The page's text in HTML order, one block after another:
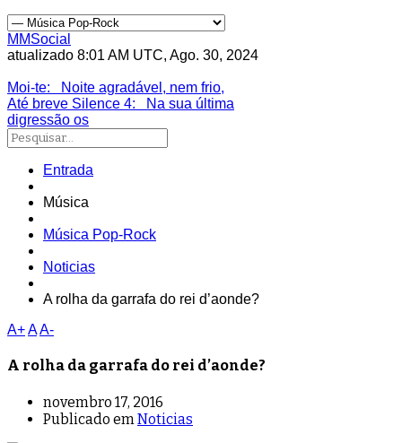
MMSocial
atualizado 8:01 AM UTC, Ago. 30, 2024
Moi-te: Noite agradável, nem frio,
Até breve Silence 4: Na sua última
digressão os
Entrada
Música
Música Pop-Rock
Noticias
A rolha da garrafa do rei d’aonde?
A+AA-
A rolha da garrafa do rei d’aonde?
novembro 17, 2016
Publicado em Noticias